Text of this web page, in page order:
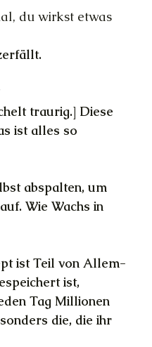
du wirkst etwas
traurig.] Diese
ist alles so
abspalten, um
Wie Wachs in
ist Teil von Allem-
ist,
Tag Millionen
die, die ihr